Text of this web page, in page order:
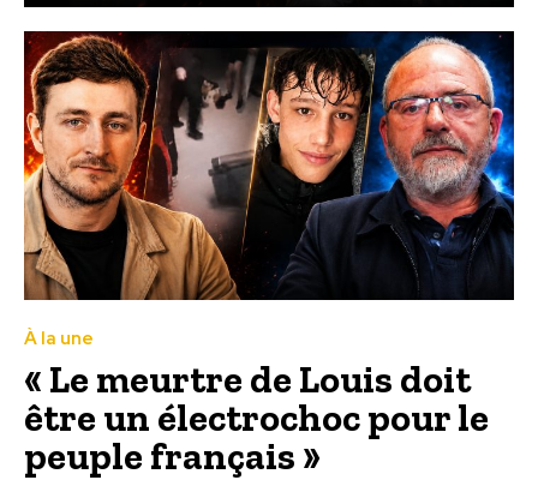
À la une
« Le meurtre de Louis doit
être un électrochoc pour le
peuple français »